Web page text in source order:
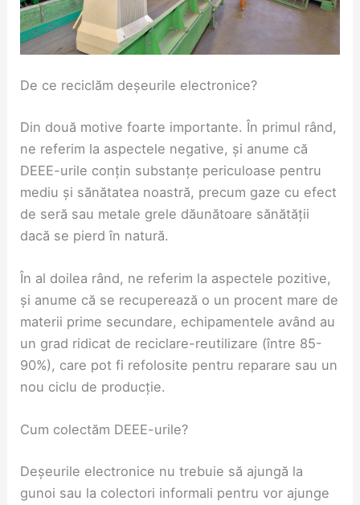
De ce reciclăm deșeurile electronice?
Din două motive foarte importante. În primul rând,
ne referim la aspectele negative, și anume că
DEEE-urile conțin substanțe periculoase pentru
mediu și sănătatea noastră, precum gaze cu efect
de seră sau metale grele dăunătoare sănătății
dacă se pierd în natură.
În al doilea rând, ne referim la aspectele pozitive,
și anume că se recuperează o un procent mare de
materii prime secundare, echipamentele având au
un grad ridicat de reciclare-reutilizare (între 85-
90%), care pot fi refolosite pentru reparare sau un
nou ciclu de producție.
Cum colectăm DEEE-urile?
Deșeurile electronice nu trebuie să ajungă la
gunoi sau la colectori informali pentru vor ajunge